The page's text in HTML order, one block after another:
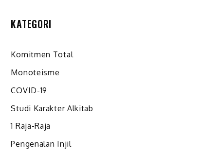
KATEGORI
Komitmen Total
Monoteisme
COVID-19
Studi Karakter Alkitab
1 Raja-Raja
Pengenalan Injil